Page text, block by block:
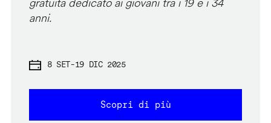
gratuita dedicato ai giovani tra i 19 e i 34
anni.
8 SET-19 DIC 2025
Scopri di più